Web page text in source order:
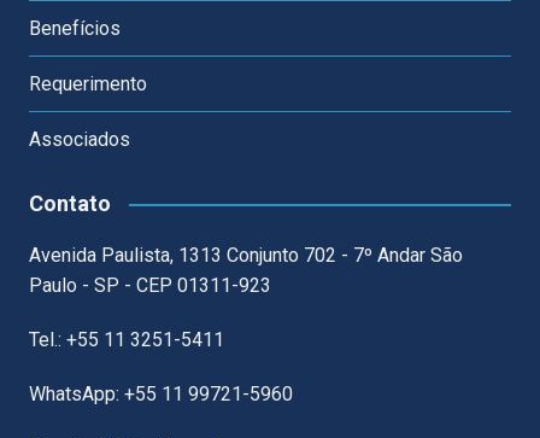
Benefícios
Requerimento
Associados
Contato
Avenida Paulista, 1313 Conjunto 702 - 7º Andar São
Paulo - SP - CEP 01311-923
Tel.: +55 11 3251-5411
WhatsApp: +55 11 99721-5960